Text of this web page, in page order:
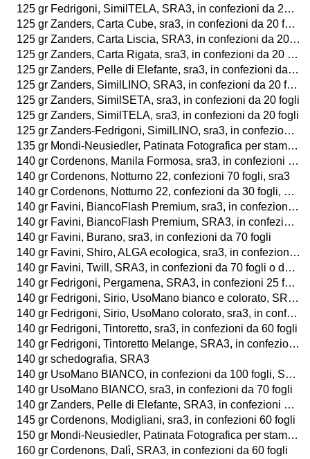
125 gr Fedrigoni, SimilTELA, SRA3, in confezioni da 20 fogli
125 gr Zanders, Carta Cube, sra3, in confezioni da 20 fogli
125 gr Zanders, Carta Liscia, SRA3, in confezioni da 20 fogli
125 gr Zanders, Carta Rigata, sra3, in confezioni da 20 fogli
125 gr Zanders, Pelle di Elefante, sra3, in confezioni da 20 fogli
125 gr Zanders, SimilLINO, SRA3, in confezioni da 20 fogli
125 gr Zanders, SimilSETA, sra3, in confezioni da 20 fogli
125 gr Zanders, SimilTELA, sra3, in confezioni da 20 fogli
125 gr Zanders-Fedrigoni, SimilLINO, sra3, in confezioni da 20 fogli
135 gr Mondi-Neusiedler, Patinata Fotografica per stampa digitale laser a colori, LUCIDA o OPACA, SRA3, in confezioni da 250 fogli
140 gr Cordenons, Manila Formosa, sra3, in confezioni da 70 fogli
140 gr Cordenons, Notturno 22, confezioni 70 fogli, sra3
140 gr Cordenons, Notturno 22, confezioni da 30 fogli, SRA3
140 gr Favini, BiancoFlash Premium, sra3, in confezioni da 70 fogli o 25 buste
140 gr Favini, BiancoFlash Premium, SRA3, in confezioni da 100 fogli o da 25 buste
140 gr Favini, Burano, sra3, in confezioni da 70 fogli
140 gr Favini, Shiro, ALGA ecologica, sra3, in confezioni da 70 fogli
140 gr Favini, Twill, SRA3, in confezioni da 70 fogli o da 25 buste
140 gr Fedrigoni, Pergamena, SRA3, in confezioni 25 fogli
140 gr Fedrigoni, Sirio, UsoMano bianco e colorato, SRA3, in confezioni da 70 fogli
140 gr Fedrigoni, Sirio, UsoMano colorato, sra3, in confezioni da 70 fogli
140 gr Fedrigoni, Tintoretto, sra3, in confezioni da 60 fogli
140 gr Fedrigoni, Tintoretto Melange, SRA3, in confezioni da 60 fogli
140 gr schedografia, SRA3
140 gr UsoMano BIANCO, in confezioni da 100 fogli, SRA3
140 gr UsoMano BIANCO, sra3, in confezioni da 70 fogli
140 gr Zanders, Pelle di Elefante, SRA3, in confezioni da 25 fogli
145 gr Cordenons, Modigliani, sra3, in confezioni 60 fogli
150 gr Mondi-Neusiedler, Patinata Fotografica per stampa digitale laser a colori, LUCIDA o OPACA, SRA3, in confezioni da 250 fogli
160 gr Cordenons, Dalì, SRA3, in confezioni da 60 fogli